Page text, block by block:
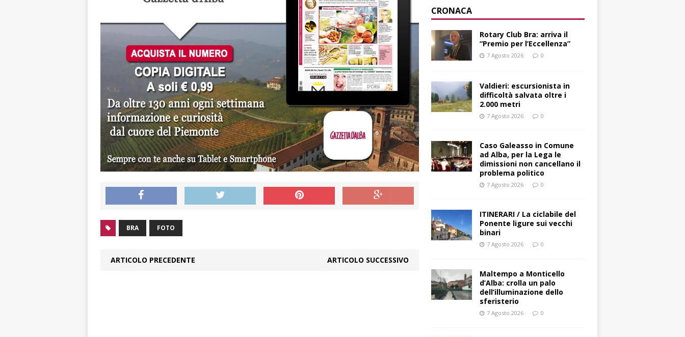
BRA FOTO
ARTICOLO PRECEDENTE ARTICOLO SUCCESSIVO
CRONACA
Rotary Club Bra: arriva il
“Premio per l’Eccellenza”
7 Agosto 2026 0
Valdieri: escursionista in
difficoltà salvata oltre i
2.000 metri
7 Agosto 2026 0
Caso Galeasso in Comune
ad Alba, per la Lega le
dimissioni non cancellano il
problema politico
7 Agosto 2026 0
ITINERARI / La ciclabile del
Ponente ligure sui vecchi
binari
7 Agosto 2026 0
Maltempo a Monticello
d’Alba: crolla un palo
dell’illuminazione dello
sferisterio
7 Agosto 2026 0